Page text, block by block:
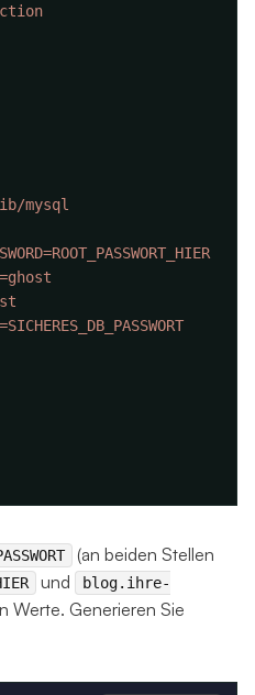
(an beiden Stellen
und
blog.ihre-
Werte. Generieren Sie